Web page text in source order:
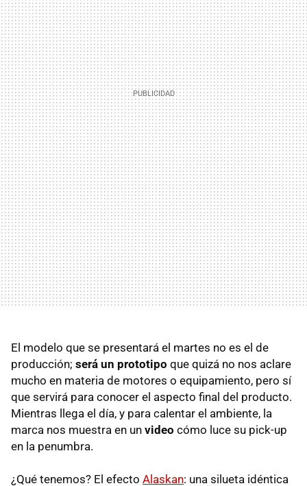
El modelo que se presentará el martes no es el de
producción; será un prototipo que quizá no nos aclare
mucho en materia de motores o equipamiento, pero sí
que servirá para conocer el aspecto final del producto.
Mientras llega el día, y para calentar el ambiente, la
marca nos muestra en un video cómo luce su pick-up
en la penumbra.
¿Qué tenemos? El efecto Alaskan: una silueta idéntica